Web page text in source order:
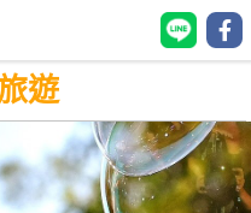
遊